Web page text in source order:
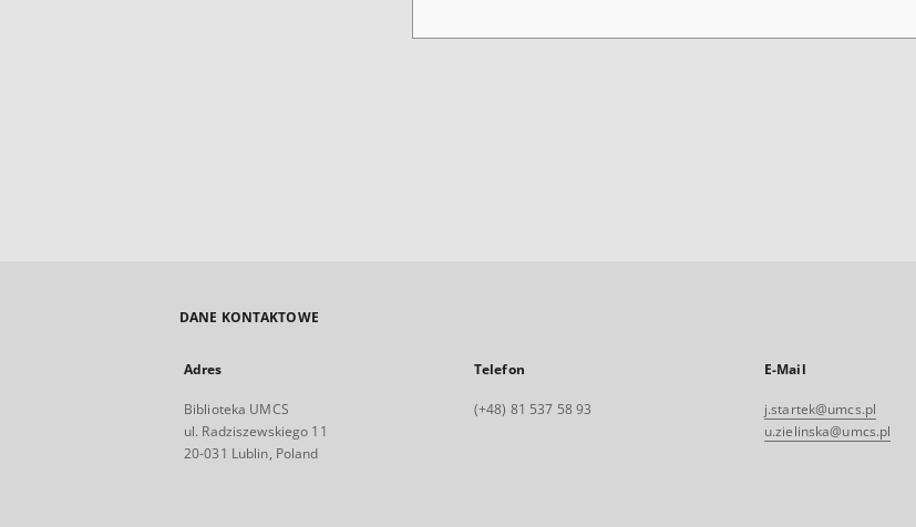
DANE KONTAKTOWE
Adres
Biblioteka UMCS
ul. Radziszewskiego 11
20-031 Lublin, Poland
Telefon
(+48) 81 537 58 93
E-Mail
j.startek@umcs.pl
u.zielinska@umcs.pl